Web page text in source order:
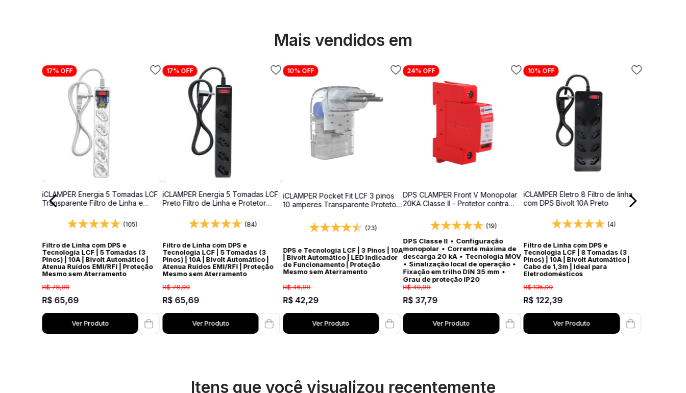
Mais vendidos em
17% OFF
iCLAMPER Energia 5 Tomadas LCF
Transparente Filtro de Linha e
(105)
Filtro de Linha com DPS e
Tecnologia LCF | 5 Tomadas (3
Pinos) | 10A | Bivolt Automático |
Atenua Ruídos EMI/RFI | Proteção
Mesmo sem Aterramento
R$ 78,99
R$ 65,69
Ver Produto
17% OFF
iCLAMPER Energia 5 Tomadas LCF
Preto Filtro de Linha e Protetor
(84)
Filtro de Linha com DPS e
Tecnologia LCF | 5 Tomadas (3
Pinos) | 10A | Bivolt Automático |
Atenua Ruídos EMI/RFI | Proteção
Mesmo sem Aterramento
R$ 78,99
R$ 65,69
Ver Produto
10%OFF
iCLAMPER Pocket Fit LCF 3 pinos
10 amperes Transparente Protetor
(23)
DPS e Tecnologia LCF | 3 Pinos | 10A
| Bivolt Automático | LED Indicador
de Funcionamento | Proteção
Mesmo sem Aterramento
R$ 46,99
R$ 42,29
Ver Produto
24% OFF
DPS CLAMPER Front V Monopolar
20KA Classe II - Protetor contra
(19)
DPS Classe II • Configuração
monopolar• Corrente máxima de
descarga 20 kA• Tecnologia MOV
• Sinalização local de operação•
Fixação em trilho DIN 35 mm •
Grau de proteção IP20
R$ 49,99
R$ 37,79
Ver Produto
10% OFF
iCLAMPER Eletro 8 Filtro de linha
com DPS Bivolt 10A Preto
(4)
Filtro de Linha com DPS e
Tecnologia LCF | 8 Tomadas (3
Pinos) | 10A | Bivolt Automático |
Cabo de 1,3m | Ideal para
Eletrodomésticos
R$ 135,99
R$ 122,39
Ver Produto
Itens que você visualizou recentemente